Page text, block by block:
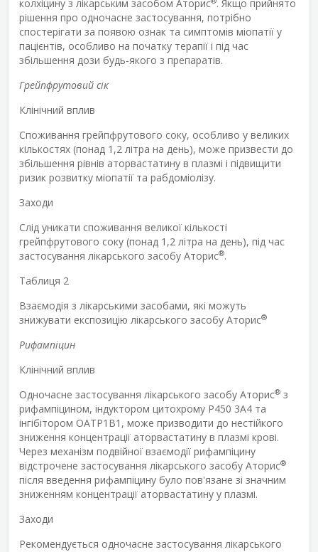
колхіцину з лікарським засобом Аторис . Якщо прийнято
рішення про одночасне застосування, потрібно
спостерігати за появою ознак та симптомів міопатії у
пацієнтів, особливо на початку терапії і під час
збільшення дози будь-якого з препаратів.
Грейпфрутовий сік
Клінічний вплив
Споживання грейпфрутового соку, особливо у великих
кількостях (понад 1,2 літра на день), може призвести до
збільшення рівнів аторвастатину в плазмі і підвищити
ризик розвитку міопатії та рабдоміолізу.
Заходи
Слід уникати споживання великої кількості
грейпфрутового соку (понад 1,2 літра на день), під час
застосування лікарського засобу Аторис®.
Таблиця 2
Взаємодія з лікарськими засобами, які можуть
знижувати експозицію лікарського засобу Аторис®
Рифампіцин
Клінічний вплив
Одночасне застосування лікарського засобу Аторис® з
рифампіцином, індуктором цитохрому P450 3A4 та
інгібітором OATP1B1, може призводити до нестійкого
зниження концентрації аторвастатину в плазмі крові.
Через механізм подвійної взаємодії рифампіцину
відстрочене застосування лікарського засобу Аторис®
після введення рифампіцину було пов'язане зі значним
зниженням концентрації аторвастатину у плазмі.
Заходи
Рекомендується одночасне застосування лікарського